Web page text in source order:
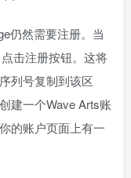
仍然需要注册。当
击注册按钮。这将
列号复制到该区
建一个Wave Arts账
的账户页面上有一